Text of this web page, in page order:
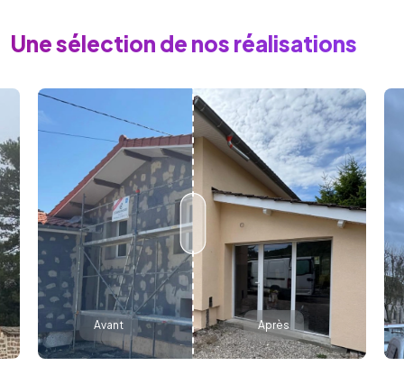
Une sélection de nos réalisations
Avant Après